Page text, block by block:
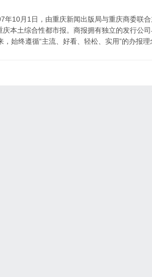
年10月1日，由重庆新闻出版局与重庆商委联
庆本土综合性都市报。商报拥有独立的发行公
始终遵循“主流、好看、轻松、实用”的办报理